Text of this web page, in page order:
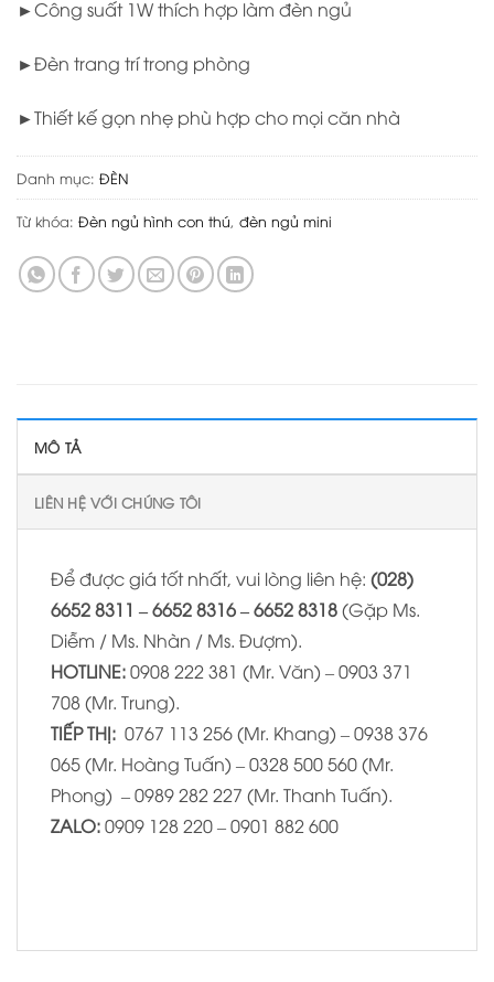
►Công suất 1W thích hợp làm đèn ngủ
►Đèn trang trí trong phòng
►Thiết kế gọn nhẹ phù hợp cho mọi căn nhà
Danh mục: ĐÈN
Từ khóa: Đèn ngủ hình con thú, đèn ngủ mini
MÔ TẢ
LIÊN HỆ VỚI CHÚNG TÔI
Để được giá tốt nhất, vui lòng liên hệ: (028)
6652 8311 – 6652 8316 – 6652 8318(Gặp Ms.
Diễm / Ms. Nhàn / Ms. Đượm).
HOTLINE:0908 222 381 (Mr. Văn) – 0903 371
708 (Mr. Trung).
TIẾP THỊ: 0767 113 256 (Mr. Khang) – 0938 376
065 (Mr. Hoàng Tuấn) – 0328 500 560 (Mr.
Phong) – 0989 282 227 (Mr. Thanh Tuấn).
ZALO:0909 128 220 – 0901 882 600